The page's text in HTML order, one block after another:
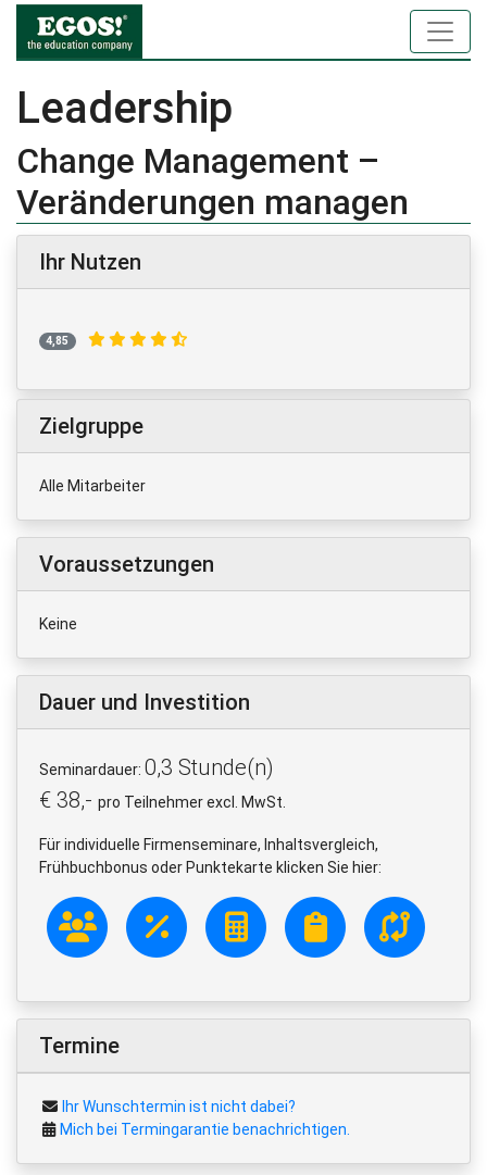
Leadership
Change Management –
Veränderungen managen
Ihr Nutzen
4,85
Zielgruppe
Alle Mitarbeiter
Voraussetzungen
Keine
Dauer und Investition
Seminardauer: 0,3 Stunde(n)
€ 38,- pro Teilnehmer excl. MwSt.
Für individuelle Firmenseminare, Inhaltsvergleich,
Frühbuchbonus oder Punktekarte klicken Sie hier:
Termine
Ihr Wunschtermin ist nicht dabei?
Mich bei Termingarantie benachrichtigen.